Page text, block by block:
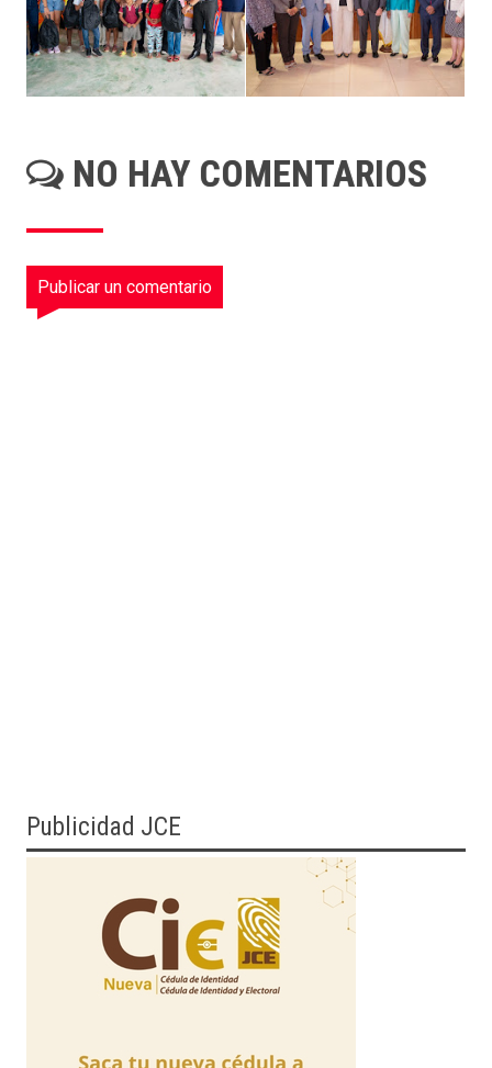
NO HAY COMENTARIOS
Publicar un comentario
Publicidad JCE